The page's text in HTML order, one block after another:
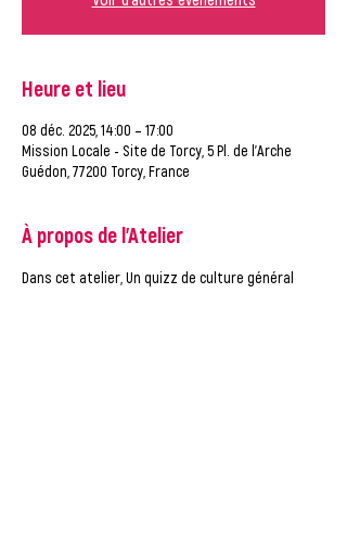
Heure et lieu
08 déc. 2025, 14:00 – 17:00
Mission Locale - Site de Torcy, 5 Pl. de l'Arche
Guédon, 77200 Torcy, France
À propos de l'Atelier
Dans cet atelier, Un quizz de culture général